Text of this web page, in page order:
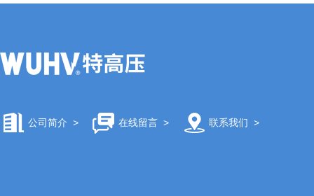
公司简介 > 在线留言> 联系我们 >